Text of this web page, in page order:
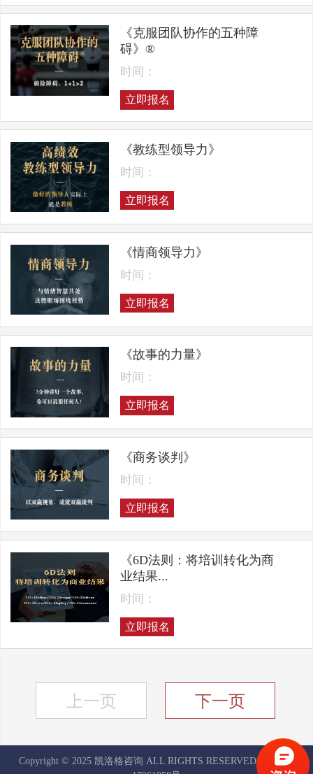
《克服团队协作的五种障
碍》®
时间：
立即报名
《教练型领导力》
时间：
立即报名
《情商领导力》
时间：
立即报名
《故事的力量》
时间：
立即报名
《商务谈判》
时间：
立即报名
《6D法则：将培训转化为商
业结果...
时间：
立即报名
上一页 下一页
Copyright © 2025 凯洛格咨询 ALL RIGHTS RESERVED
京ICP备